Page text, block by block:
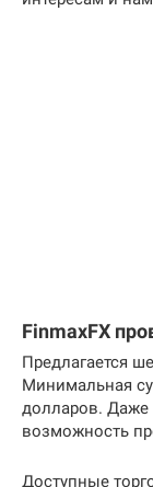
FinmaxFX
Предлагается
Минимальная
долларов. Даже
возможность
Доступные